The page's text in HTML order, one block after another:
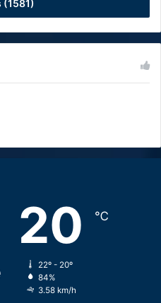
(1581)
20 ℃
22º - 20º
84%
3.58 km/h